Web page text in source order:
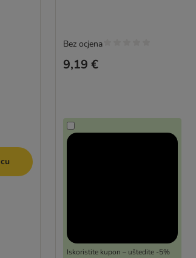
9,19 €
Iskoristite kupon – uštedite -5%
Bez ocjena